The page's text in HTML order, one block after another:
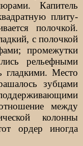
Капитель
плиту-
полочкой.
с полочкой
промежутки
рельефными
гладкими. Место
зубцами
между
колонны
ордер иногда